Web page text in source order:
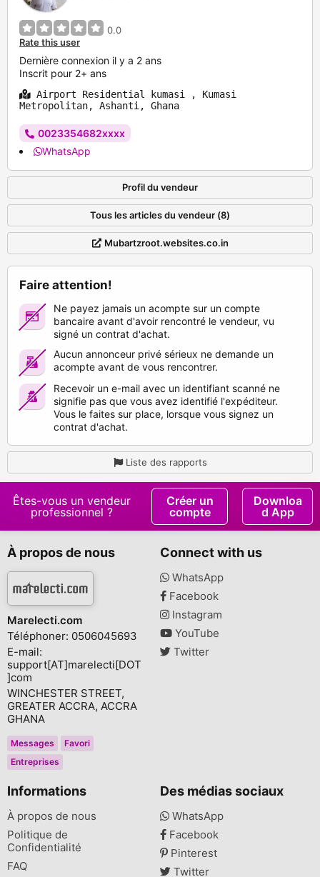
0.0
Rate this user
Dernière connexion il y a 2 ans
Inscrit pour 2+ ans
Airport Residential kumasi , Kumasi
Metropolitan, Ashanti, Ghana
0023354682xxxx
WhatsApp
Profil du vendeur
Tous les articles du vendeur (8)
Mubartzroot.websites.co.in
Faire attention!
Ne payez jamais un acompte sur un compte
bancaire avant d'avoir rencontré le vendeur, vu
signé un contrat d'achat.
Aucun annonceur privé sérieux ne demande un
acompte avant de vous rencontrer.
Recevoir un e-mail avec un identifiant scanné ne
signifie pas que vous avez identifié l'expéditeur.
Vous le faites sur place, lorsque vous signez un
contrat d'achat.
Liste des rapports
Êtes-vous un vendeur
professionnel ?
Créer un
compte
Downloa
d App
À propos de nous
Marelecti.com
Téléphoner: 0506045693
E-mail:
support[AT]marelecti[DOT
]com
WINCHESTER STREET,
GREATER ACCRA, ACCRA
GHANA
Messages
Favori
Entreprises
Connect with us
WhatsApp
Facebook
Instagram
YouTube
Twitter
Informations
À propos de nous
Politique de
Confidentialité
FAQ
Des médias sociaux
WhatsApp
Facebook
Pinterest
Twitter